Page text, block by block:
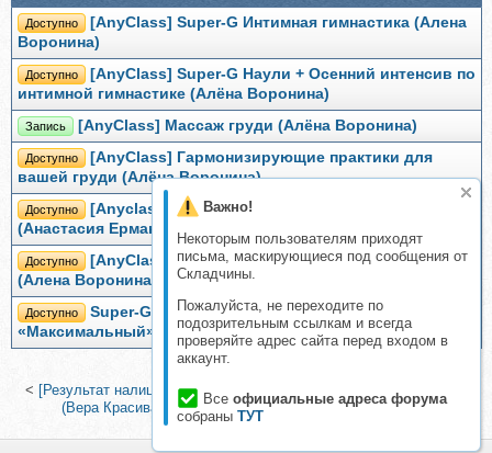
Важно!
Некоторым пользователям приходят
письма, маскирующиеся под сообщения от
Складчины.
Пожалуйста, не переходите по
подозрительным ссылкам и всегда
проверяйте адрес сайта перед входом в
аккаунт.
Все официальные адреса форума
собраны ТУТ
Доступно
[AnyClass] Super-G Интимная гимнастика (Алена
Воронина)
Доступно
[AnyClass] Super-G Наули + Осенний интенсив по
интимной гимнастике (Алёна Воронина)
Запись [AnyClass] Массаж груди (Алёна Воронина)
Доступно
[AnyClass] Гармонизирующие практики для
вашей груди (Алёна Воронина)
Доступно
[Anyclass] Super G весенний интенсив
(Анастасия Ермакова)
Доступно
[AnyClass] Здоровый таз и роскошная осанка
(Алена Воронина)
Доступно
Super-G Интимная гимнастика. Тариф
«Максимальный» (Екатерина Федорова)
< [Результат налицо] Экспресс курс на лето. Тариф Продвинутый
(Вера Красивая)
|PRO Роды (Елизавета Гребешкова)>